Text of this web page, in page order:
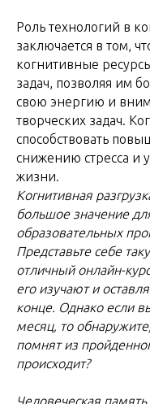
Роль технологий в
заключается в том,
когнитивные
задач, позволяя им
свою энергию и
творческих задач.
способствовать
снижению стресса и
жизни.
Когнитивная
большое значение
образовательных
Представьте себе
отличный онлайн-
его изучают и
конце. Однако если
месяц, то
помнят из
происходит?
Человеческая